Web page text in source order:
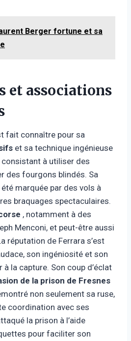
Berger fortune et sa
et associations
fait connaître pour sa
et sa technique ingénieuse
consistant à utiliser des
des fourgons blindés. Sa
marquée par des vols à
braquages ​​spectaculaires.
, notamment à des
Menconi, et peut-être aussi
réputation de Ferrara s’est
son ingéniosité et son
la capture. Son coup d’éclat
de la prison de Fresnes
non seulement sa ruse,
coordination avec ses
la prison à l’aide
pour faciliter son